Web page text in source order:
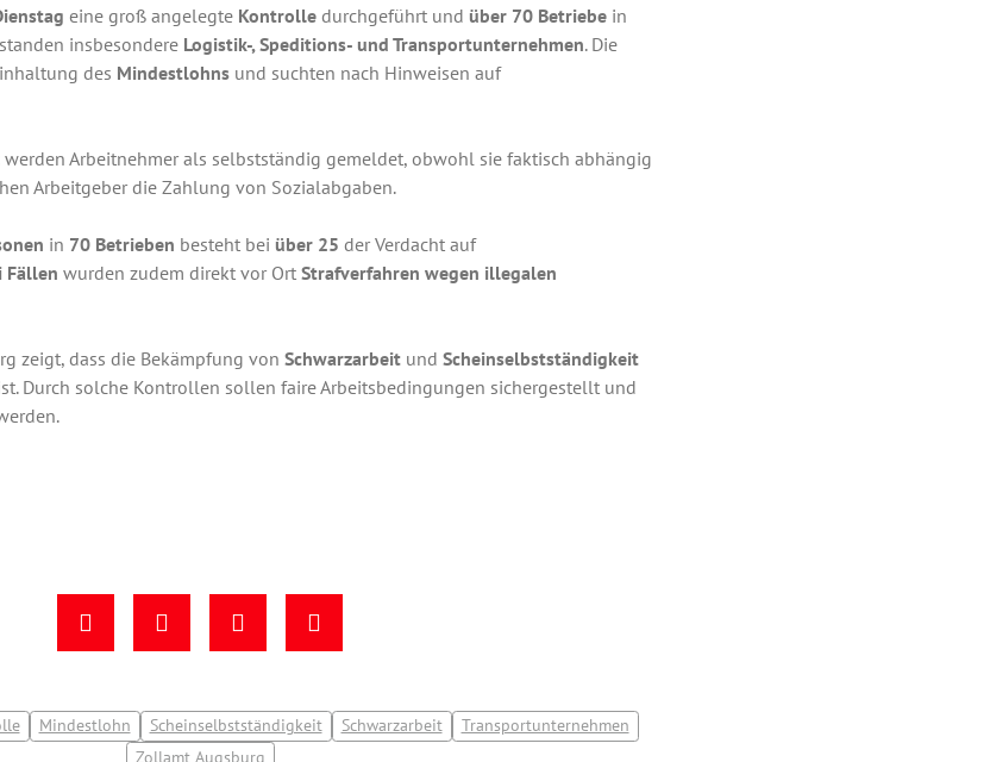
eine groß angelegte Kontrolle durchgeführt und über 70 Betriebe in
insbesondere Logistik-, Speditions- und Transportunternehmen. Die
des Mindestlohns und suchten nach Hinweisen auf
werden Arbeitnehmer als selbstständig gemeldet, obwohl sie faktisch abhängig
Arbeitgeber die Zahlung von Sozialabgaben.
in 70 Betrieben besteht bei über 25 der Verdacht auf
Fällen wurden zudem direkt vor Ort Strafverfahren wegen illegalen
zeigt, dass die Bekämpfung von Schwarzarbeit und Scheinselbstständigkeit
Durch solche Kontrollen sollen faire Arbeitsbedingungen sichergestellt und
Mindestlohn Scheinselbstständigkeit Schwarzarbeit
Transportunternehmen
Zollamt Augsburg